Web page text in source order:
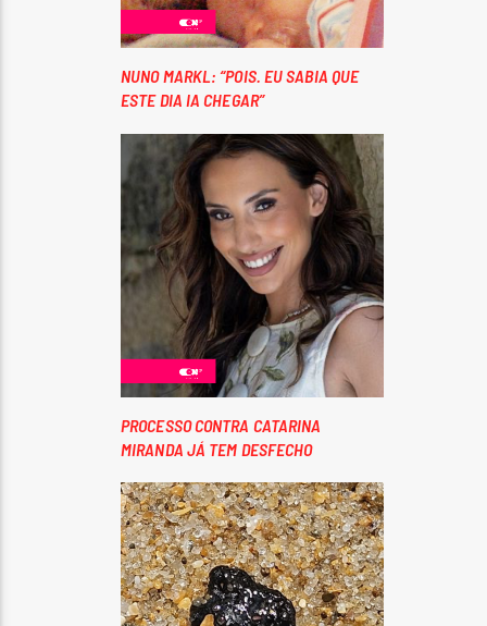
NUNO MARKL: “POIS. EU SABIA QUE
ESTE DIA IA CHEGAR”
PROCESSO CONTRA CATARINA
MIRANDA JÁ TEM DESFECHO